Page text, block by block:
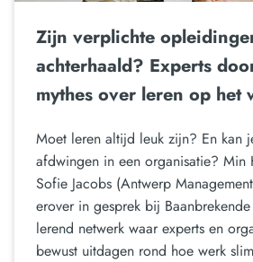
Zijn verplichte
achterhaald? Experts
mythes over leren op het
Moet leren altijd leuk zijn? En kan
afdwingen in een organisatie? Min
Sofie Jacobs (Antwerp
erover in gesprek bij
lerend netwerk waar experts en
bewust uitdagen rond hoe werk